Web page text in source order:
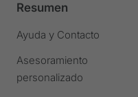
Resumen
Ayuda y Contacto
Asesoramiento
personalizado